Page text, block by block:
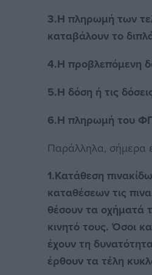
3.Η πληρωμή των
καταβάλουν το
4.Η προβλεπόμενη
5.Η δόση ή τις
6.Η πληρωμή του ΦΠΑ
Παράλληλα, σήμερα
1.Κατάθεση
καταθέσεων τις
θέσουν τα οχήματά
κινητό τους. Όσοι
έχουν τη
έρθουν τα τέλη